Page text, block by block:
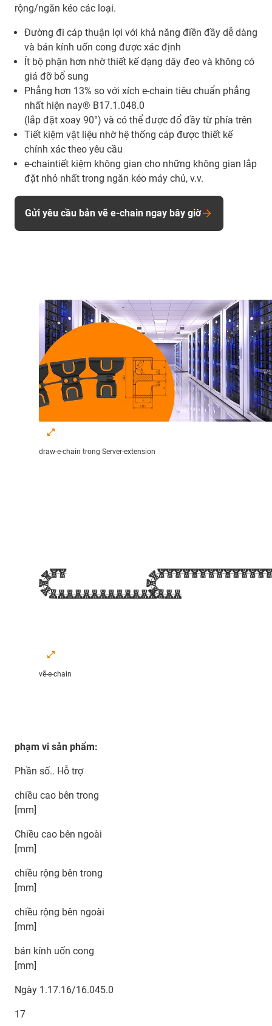
rộng/ngăn kéo các loại.
Đường đi cáp thuận lợi với khả năng điền đầy dễ dàng
và bán kính uốn cong được xác định
Ít bộ phận hơn nhờ thiết kế dạng dây đeo và không có
giá đỡ bổ sung
Phẳng hơn 13% so với xích e-chain tiêu chuẩn phẳng
nhất hiện nay® B17.1.048.0
(lắp đặt xoay 90°) và có thể được đổ đầy từ phía trên
Tiết kiệm vật liệu nhờ hệ thống cáp được thiết kế
chính xác theo yêu cầu
e-chaintiết kiệm không gian cho những không gian lắp
đặt nhỏ nhất trong ngăn kéo máy chủ, v.v.
Gửi yêu cầu bản vẽ e-chain ngay bây giờ
draw-e-chain trong Server-extension
vẽ-e-chain
phạm vi sản phẩm:
Phần số.. Hỗ trợ
chiều cao bên trong
[mm]
Chiều cao bên ngoài
[mm]
chiều rộng bên trong
[mm]
chiều rộng bên ngoài
[mm]
bán kính uốn cong
[mm]
Ngày 1.17.16/16.045.0
17